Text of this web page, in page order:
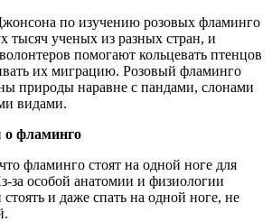
по изучению розовых фламинго
тысяч ученых из разных стран, и
помогают кольцевать птенцов
их миграцию. Розовый фламинго
природы наравне с пандами, слонами
видами.
о фламинго
фламинго стоят на одной ноге для
за особой анатомии и физиологии
и даже спать на одной ноге, не